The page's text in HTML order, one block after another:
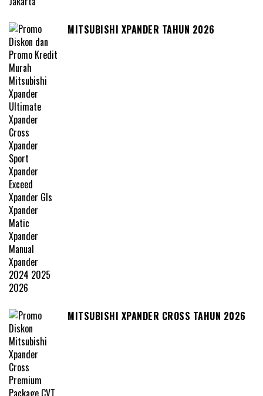
MITSUBISHI XPANDER TAHUN 2026
MITSUBISHI XPANDER CROSS TAHUN 2026